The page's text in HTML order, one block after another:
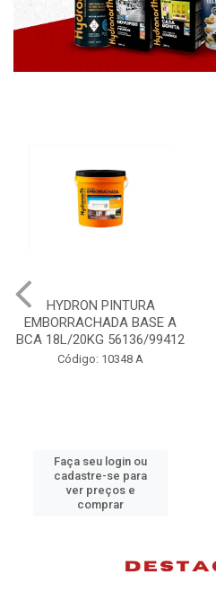
HYDRON PINTURA
EMBORRACHADA BASE A
BCA 18L/20KG 56136/99412
Código: 10348 A
Faça seu login ou
cadastre-se para
ver preços e
comprar